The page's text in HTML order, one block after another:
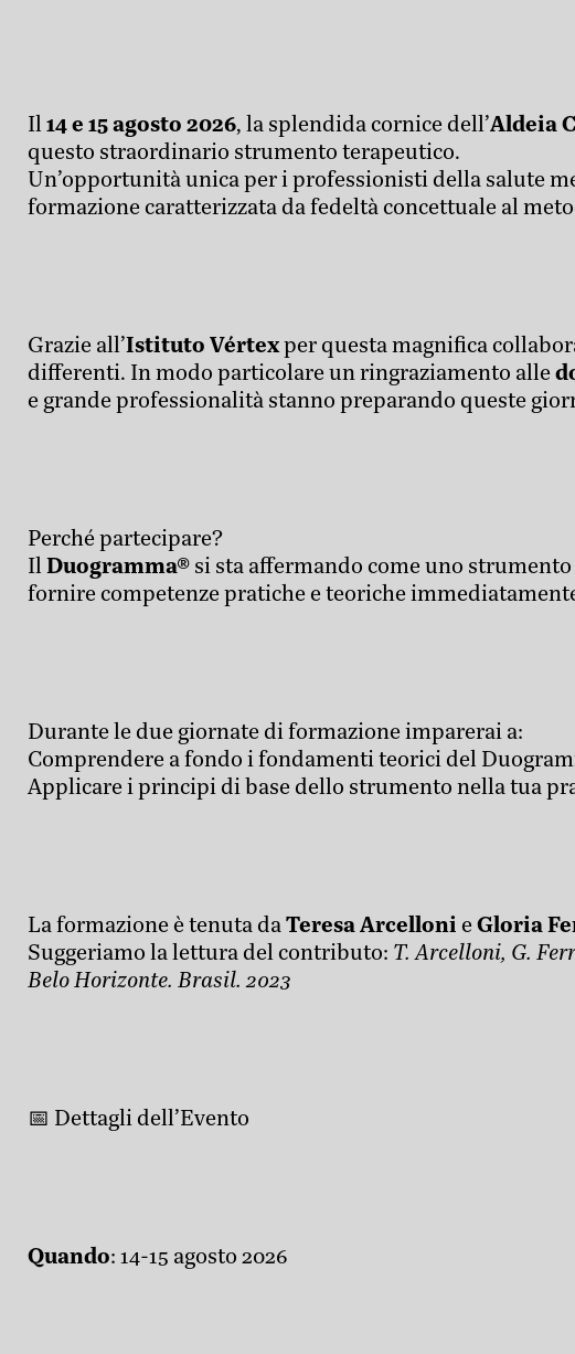
Il14 e 15 agosto 2026, la splendida cornice dell’Aldeia
questo straordinario strumento terapeutico.
Un’opportunità unica per i professionisti della salute
formazione caratterizzata da fedeltà concettuale al
Grazie all’Istituto Vértexper questa magnifica
differenti. In modo particolare un ringraziamento alle
e grande professionalità stanno preparando queste
Perché partecipare?
IlDuogramma® si sta affermando come uno
fornire competenze pratiche e teoriche
Durante le due giornate di formazione imparerai a:
Comprendere a fondo i fondamenti teorici del
Applicare i principi di base dello strumento nella tua
La formazione è tenuta daTeresa Arcelloni eGloria
Suggeriamo la lettura del contributo: T. Arcelloni, G.
Belo Horizonte. Brasil. 2023
📅 Dettagli dell’Evento
Quando: 14-15 agosto 2026